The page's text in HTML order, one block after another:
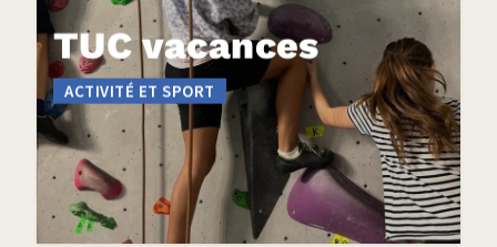
TUC vacances
ACTIVITÉ ET SPORT